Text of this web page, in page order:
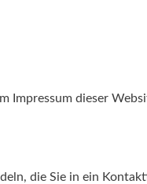
Impressum dieser
die Sie in ein